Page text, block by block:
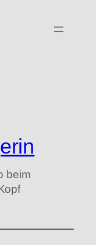
beim